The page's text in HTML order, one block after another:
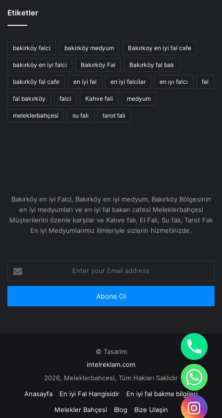
Etiketler
bakirköy falci bakirköy medyum Bakırkoy en iyi fal cafe
bakırköy en iyi falci Bakırköy Fal Bakırköy fal bak
bakırköy fal cafe en iyi fal en iyi falcilar en ıyı falcı fal
fal bakırköy falci Kahve fali medyum
meleklerbahçesi su falı tarot falı
Bakırköy en iyi Falci, Bakırköy en iyi medyum, Bakırköy Bölgesinin
en iyi medyumları ve en iyi fal bakan cafesi Meleklerbahçesi
Müşterilerini özenle karşılar ve Kahve falı, El Falı, Su falı, Tarot Falı
En iyi Medyumlarımız ilimleriyle sizlerin hizmetinizde.
your
Email
© Tasarim
intelreklam.com
2026, Meleklerbahcesi, Tüm Hakları Saklıdır
Anasayfa
En iyi Fal Hangisidir
En iyi fal bakma bilgileri
Melekler Bahçesi
Blog Bize Ulaşin